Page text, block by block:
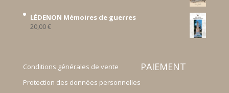
LÉDENON Mémoires de guerres
20,00€
Conditions générales de vente
Protection des données personnelles
PAIEMENT